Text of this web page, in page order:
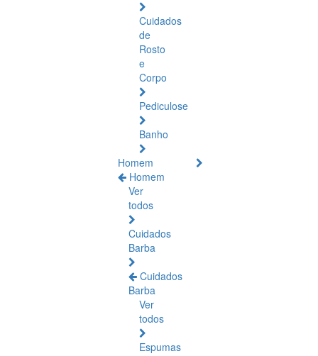
Cuidados
de
Rosto
e
Corpo
Pediculose
Banho
Homem
Homem
Ver
todos
Cuidados
Barba
Cuidados
Barba
Ver
todos
Espumas